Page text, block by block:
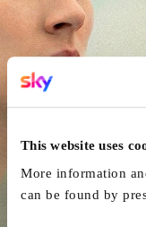
This website uses
More information
can be found by